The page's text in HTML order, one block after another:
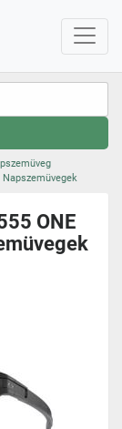
Napszemüvegek
ONE